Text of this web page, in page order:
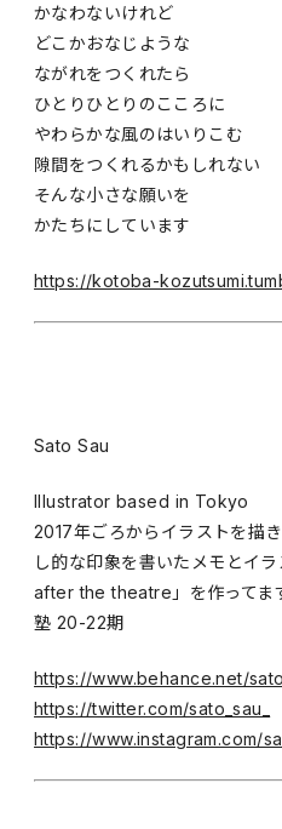
かなわないけれど
どこかおなじような
ながれをつくれたら
ひとりひとりのこころに
やわらかな風のはいりこむ
隙間をつくれるかもしれない
そんな小さな願いを
かたちにしています
https://kotoba-
Sato Sau
Illustrator based in Tokyo
2017年ごろからイラストを描
し的な印象を書いたメモとイ
after the theatre」を作ってま
塾 20-22期
https://www.behance.net/
https://twitter.com/sato_sau_
https://www.instagram.com/